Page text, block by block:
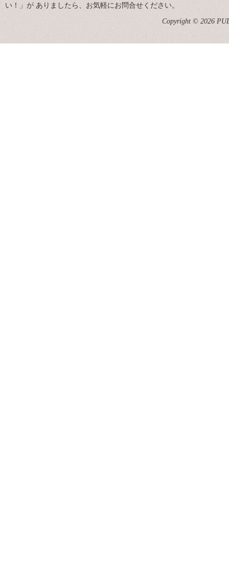
い！」が ありましたら、お気軽にお問合せください。
Copyright © 2026